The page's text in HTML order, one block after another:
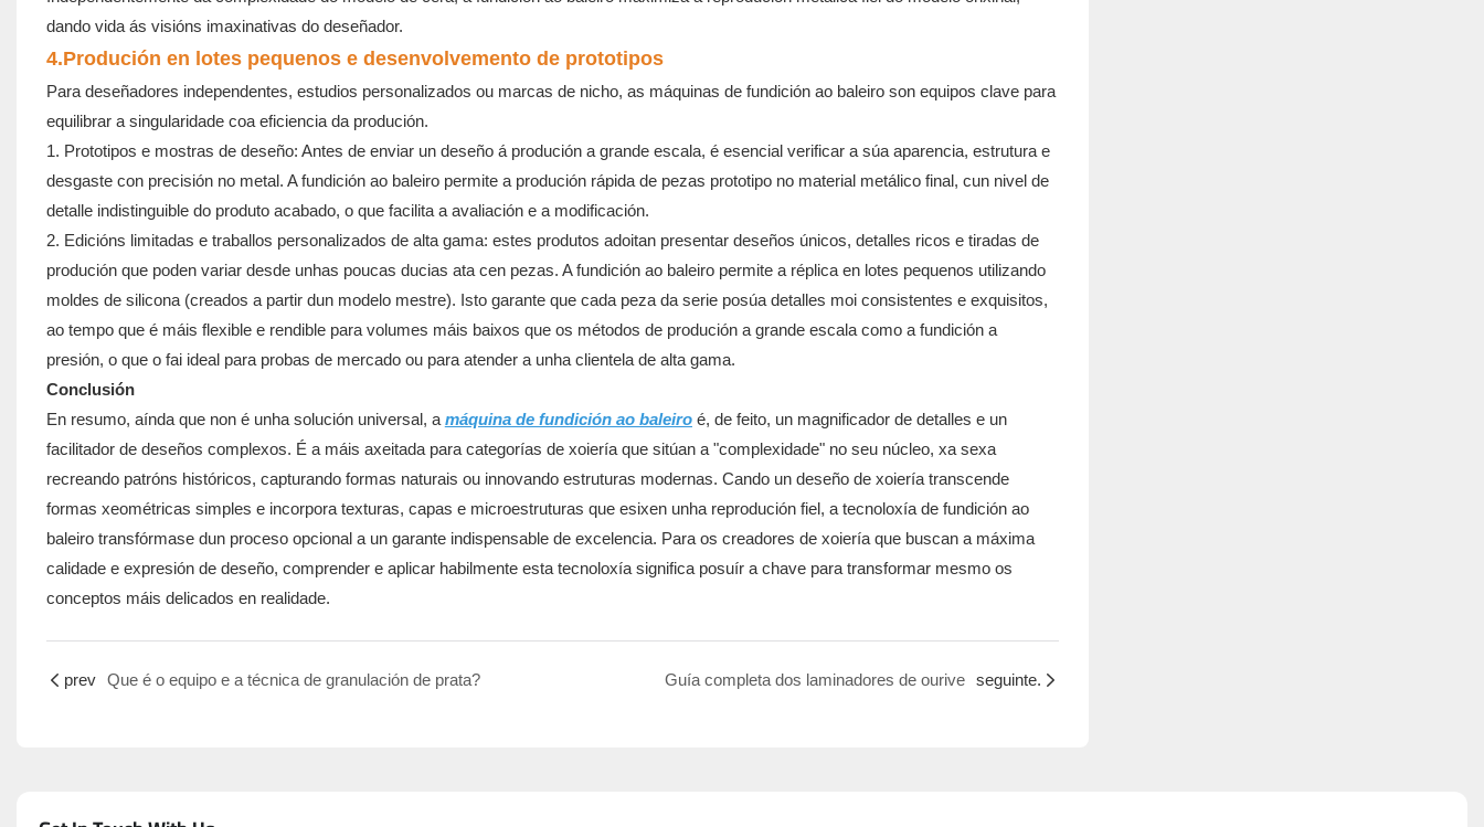
dando vida ás visións imaxinativas do deseñador.
4.Produción en lotes pequenos e desenvolvemento de prototipos
Para deseñadores independentes, estudios personalizados ou marcas de nicho, as máquinas de fundición ao baleiro son equipos clave para
equilibrar a singularidade coa eficiencia da produción.
1. Prototipos e mostras de deseño: Antes de enviar un deseño á produción a grande escala, é esencial verificar a súa aparencia, estrutura e
desgaste con precisión no metal. A fundición ao baleiro permite a produción rápida de pezas prototipo no material metálico final, cun nivel de
detalle indistinguible do produto acabado, o que facilita a avaliación e a modificación.
2. Edicións limitadas e traballos personalizados de alta gama: estes produtos adoitan presentar deseños únicos, detalles ricos e tiradas de
produción que poden variar desde unhas poucas ducias ata cen pezas. A fundición ao baleiro permite a réplica en lotes pequenos utilizando
moldes de silicona (creados a partir dun modelo mestre). Isto garante que cada peza da serie posúa detalles moi consistentes e exquisitos,
ao tempo que é máis flexible e rendible para volumes máis baixos que os métodos de produción a grande escala como a fundición a
presión, o que o fai ideal para probas de mercado ou para atender a unha clientela de alta gama.
Conclusión
En resumo, aínda que non é unha solución universal, a máquina de fundición ao baleiroé, de feito, un magnificador de detalles e un
facilitador de deseños complexos. É a máis axeitada para categorías de xoiería que sitúan a "complexidade" no seu núcleo, xa sexa
recreando patróns históricos, capturando formas naturais ou innovando estruturas modernas. Cando un deseño de xoiería transcende
formas xeométricas simples e incorpora texturas, capas e microestruturas que esixen unha reprodución fiel, a tecnoloxía de fundición ao
baleiro transfórmase dun proceso opcional a un garante indispensable de excelencia. Para os creadores de xoiería que buscan a máxima
calidade e expresión de deseño, comprender e aplicar habilmente esta tecnoloxía significa posuír a chave para transformar mesmo os
conceptos máis delicados en realidade.
prev Que é o equipo e a técnica de granulación de prata? Guía completa dos laminadores de ourive seguinte.